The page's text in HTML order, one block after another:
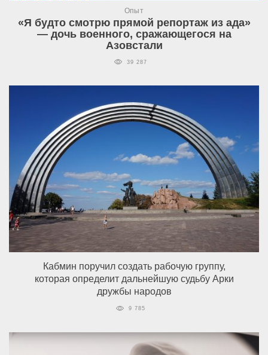
Опыт
«Я будто смотрю прямой репортаж из ада»
— дочь военного, сражающегося на
Азовстали
39 287
Кабмин поручил создать рабочую группу,
которая определит дальнейшую судьбу Арки
дружбы народов
9 785